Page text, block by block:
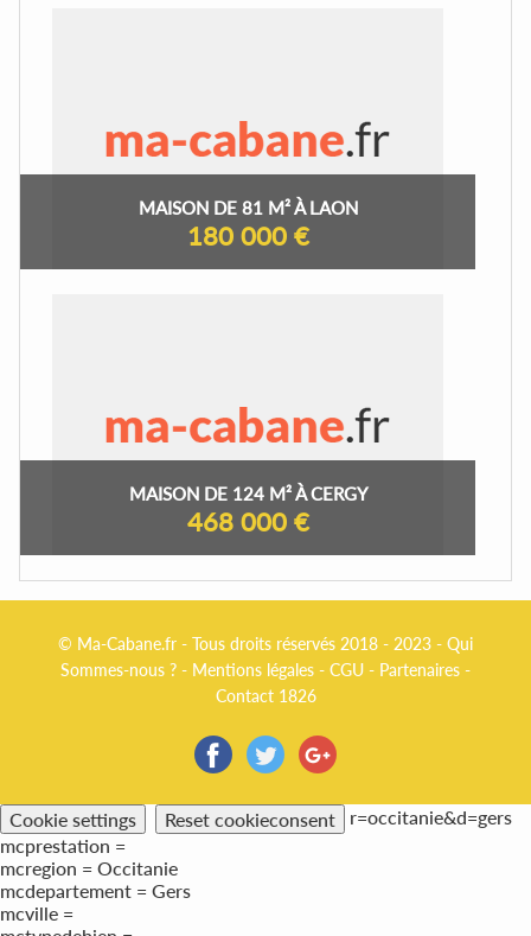
MAISON DE 81 M² À LAON
180 000 €
MAISON DE 124 M² À CERGY
468 000 €
© Ma-Cabane.fr - Tous droits réservés 2018 - 2023 - Qui
Sommes-nous ? - Mentions légales - CGU - Partenaires -
Contact 1826
Cookie settings Reset cookieconsent
r=occitanie&d=gers
mcprestation =
mcregion = Occitanie
mcdepartement = Gers
mcville =